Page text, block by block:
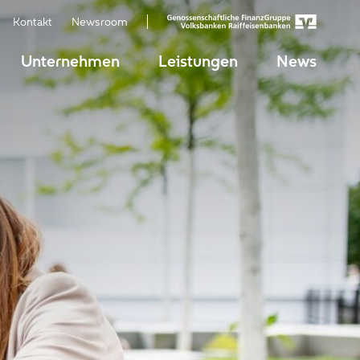
Unternehmen Leistungen News
Kontakt Newsroom